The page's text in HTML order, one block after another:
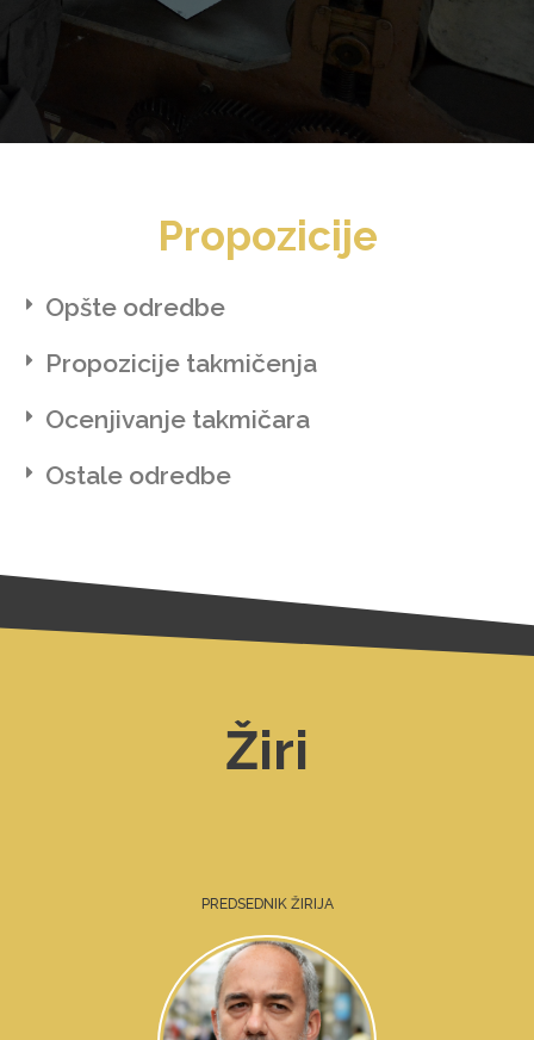
Propozicije
Opšte odredbe
Propozicije takmičenja
Ocenjivanje takmičara
Ostale odredbe
Žiri
PREDSEDNIK ŽIRIJA